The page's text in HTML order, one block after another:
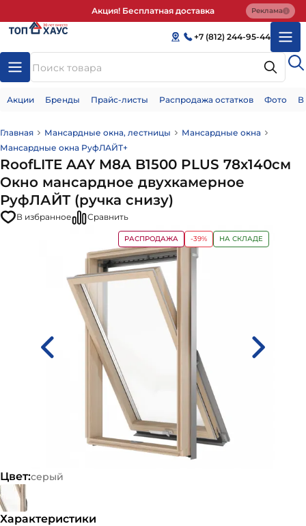
Акция! Бесплатная доставка Реклама
+7 (812) 244-95-44
Акции Бренды Прайс-листы Распродажа остатков Фото
Главная Мансардные окна, лестницы
Мансардные окна
Мансардные окна РуфЛАЙТ+
RoofLITE AAY M8A B1500 PLUS 78х140см
Окно мансардное двухкамерное
РуфЛАЙТ (ручка снизу)
В избранное Сравнить
РАСПРОДАЖА -39% НА СКЛАДЕ
Цвет:серый
Характеристики